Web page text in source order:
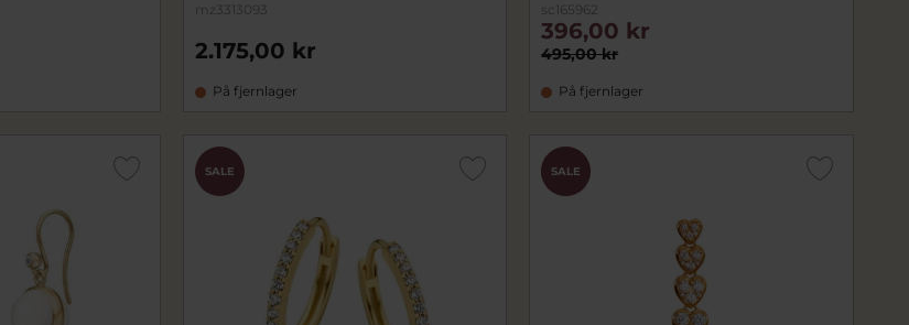
mz3313093
2.175,00 kr
På fjernlager
sc165962
495,00 kr
396,00 kr
På fjernlager
SALE
CHOK
PRIS
SALE